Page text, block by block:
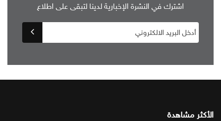
اشترك في النشرة الإخبارية لدينا لتبقى على اطلاع
الأكثر مشاهدة